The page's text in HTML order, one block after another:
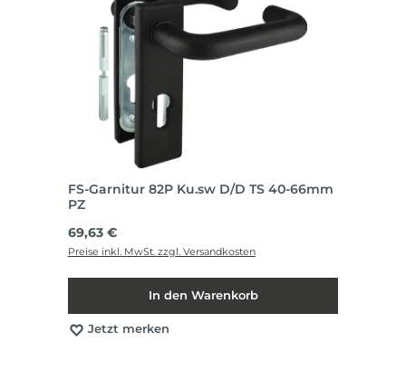
FS-Garnitur 82P Ku.sw D/D TS 40-66mm
PZ
Regulärer Preis:
69,63 €
Preise inkl. MwSt. zzgl. Versandkosten
In den Warenkorb
Jetzt merken